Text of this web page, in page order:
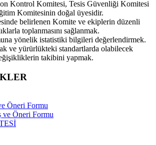
Kontrol Komitesi, Tesis Güvenliği Komitesi
Komitesinin doğal üyesidir.
belirlenen Komite ve ekiplerin düzenli
toplanmasını sağlanmak.
yönelik istatistiki bilgileri değerlendirmek.
ve yürürlükteki standartlarda olabilecek
takibini yapmak.
Öneri Formu
ve Öneri Formu